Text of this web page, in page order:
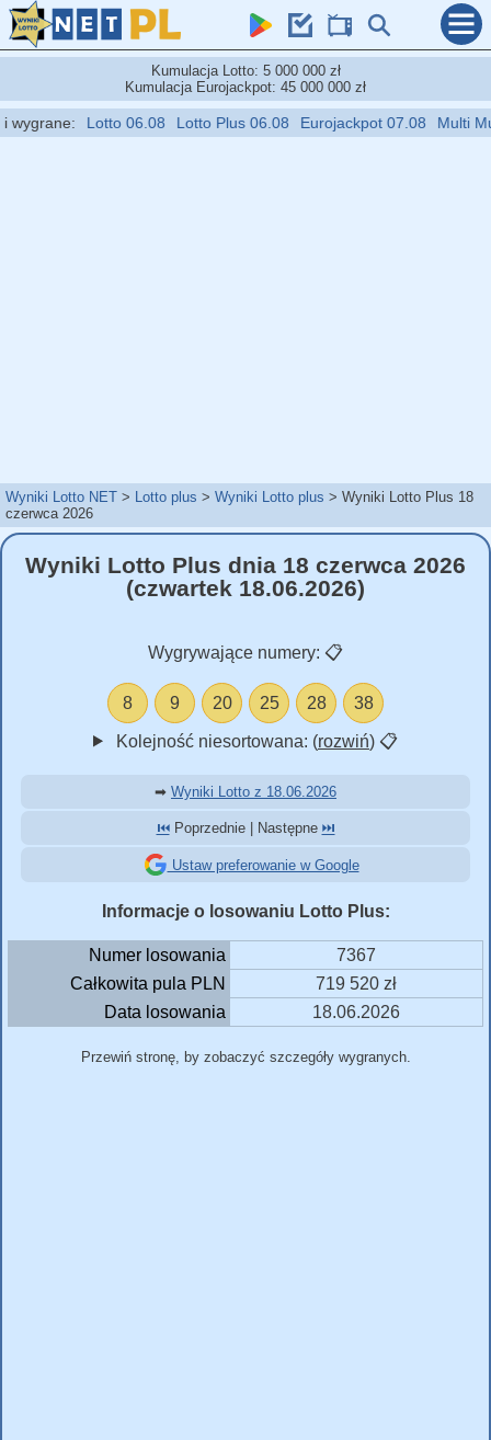
Kumulacja Lotto: 5 000 000 zł
Kumulacja Eurojackpot: 45 000 000 zł
Lotto 06.08 Lotto Plus 06.08 Eurojackpot 07.08 Multi Multi
Wyniki Lotto NET Lotto plus Wyniki Lotto plus
Wyniki Lotto Plus 18
czerwca 2026
Wyniki Lotto Plus dnia 18 czerwca 2026
(czwartek 18.06.2026)
Wygrywające numery: 📋
8 9 20 25 28 38
Kolejność niesortowana: (rozwiń) 📋
➡ Wyniki Lotto z 18.06.2026
⏮️Poprzednie | Następne ⏭️
Ustaw preferowanie w Google
Informacje o losowaniu Lotto Plus:
Numer losowania
7367
Całkowita pula PLN
719 520 zł
Data losowania
18.06.2026
Przewiń stronę, by zobaczyć szczegóły wygranych.